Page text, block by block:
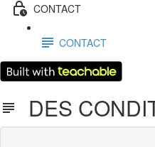
CONTACT
CONTACT
DES